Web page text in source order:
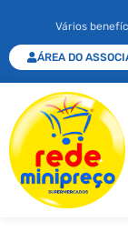
Vários
ÁREA DO